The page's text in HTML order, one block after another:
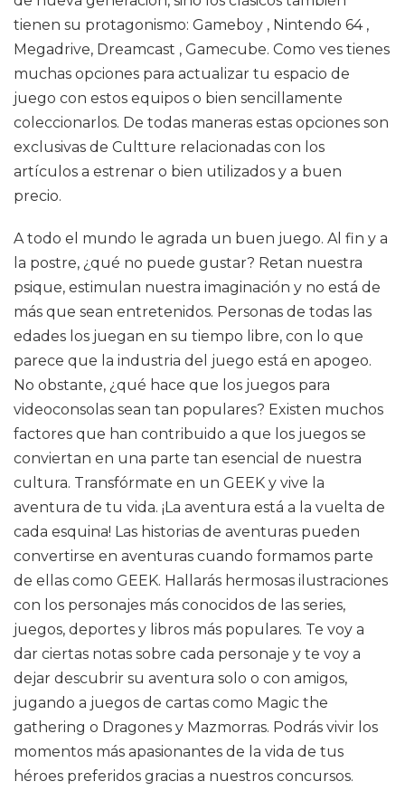
tienen su protagonismo: Gameboy , Nintendo 64 ,
Megadrive, Dreamcast , Gamecube. Como ves tienes
muchas opciones para actualizar tu espacio de
juego con estos equipos o bien sencillamente
coleccionarlos. De todas maneras estas opciones son
exclusivas de Cultture relacionadas con los
artículos a estrenar o bien utilizados y a buen
precio.
A todo el mundo le agrada un buen juego. Al fin y a
la postre, ¿qué no puede gustar? Retan nuestra
psique, estimulan nuestra imaginación y no está de
más que sean entretenidos. Personas de todas las
edades los juegan en su tiempo libre, con lo que
parece que la industria del juego está en apogeo.
No obstante, ¿qué hace que los juegos para
videoconsolas sean tan populares? Existen muchos
factores que han contribuido a que los juegos se
conviertan en una parte tan esencial de nuestra
cultura. Transfórmate en un GEEK y vive la
aventura de tu vida. ¡La aventura está a la vuelta de
cada esquina! Las historias de aventuras pueden
convertirse en aventuras cuando formamos parte
de ellas como GEEK. Hallarás hermosas ilustraciones
con los personajes más conocidos de las series,
juegos, deportes y libros más populares. Te voy a
dar ciertas notas sobre cada personaje y te voy a
dejar descubrir su aventura solo o con amigos,
jugando a juegos de cartas como Magic the
gathering o Dragones y Mazmorras. Podrás vivir los
momentos más apasionantes de la vida de tus
héroes preferidos gracias a nuestros concursos.